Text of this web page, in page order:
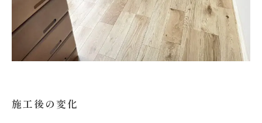
施工後の変化